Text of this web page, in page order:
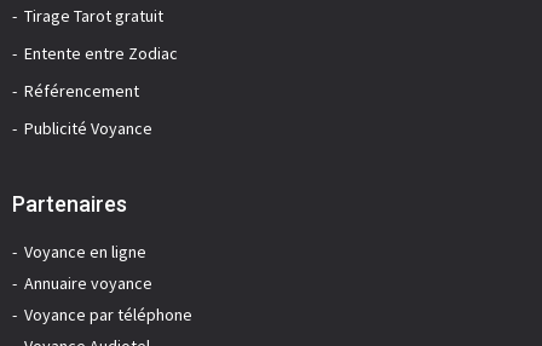
Tirage Tarot gratuit
Entente entre Zodiac
Référencement
Publicité Voyance
Partenaires
Voyance en ligne
Annuaire voyance
Voyance par téléphone